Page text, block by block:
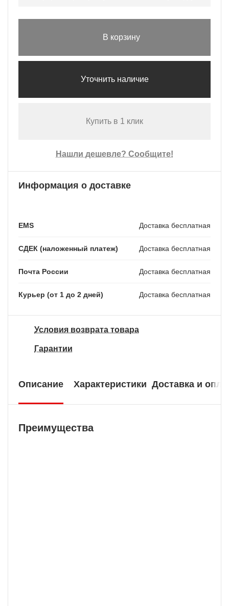
В корзину
Уточнить наличие
Купить в 1 клик
Нашли дешевле? Сообщите!
Информация о доставке
EMS Доставка бесплатная
СДЕК (наложенный платеж) Доставка бесплатная
Почта России Доставка бесплатная
Курьер (от 1 до 2 дней) Доставка бесплатная
Условия возврата товара
Гарантии
Описание Характеристики Доставка и
Преимущества